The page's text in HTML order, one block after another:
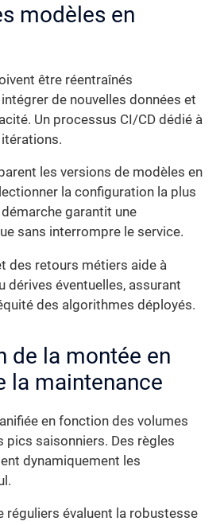
modèles en
être réentraînés
de nouvelles données et
Un processus CI/CD dédié à
itérations.
les versions de modèles en
la configuration la plus
garantit une
sans interrompre le service.
des retours métiers aide à
dérives éventuelles, assurant
des algorithmes déployés.
de la montée en
la maintenance
en fonction des volumes
pics saisonniers. Des règles
dynamiquement les
réguliers évaluent la robustesse